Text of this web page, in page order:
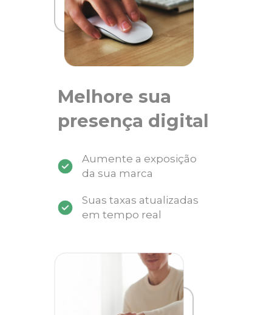
Melhore sua
presença digital
Aumente a exposição
da sua marca
Suas taxas atualizadas
em tempo real